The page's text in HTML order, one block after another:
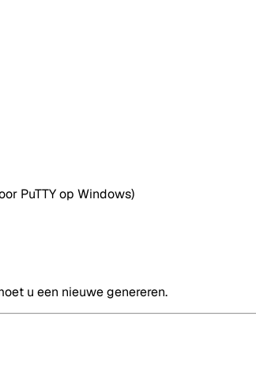
PuTTY op Windows)
u een nieuwe genereren.